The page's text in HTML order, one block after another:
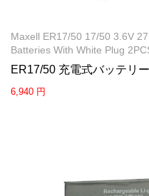
Maxell ER17/50 17/50 3.6V
Batteries With White Plug
ER17/50 充電式バッテリー
6,940 円